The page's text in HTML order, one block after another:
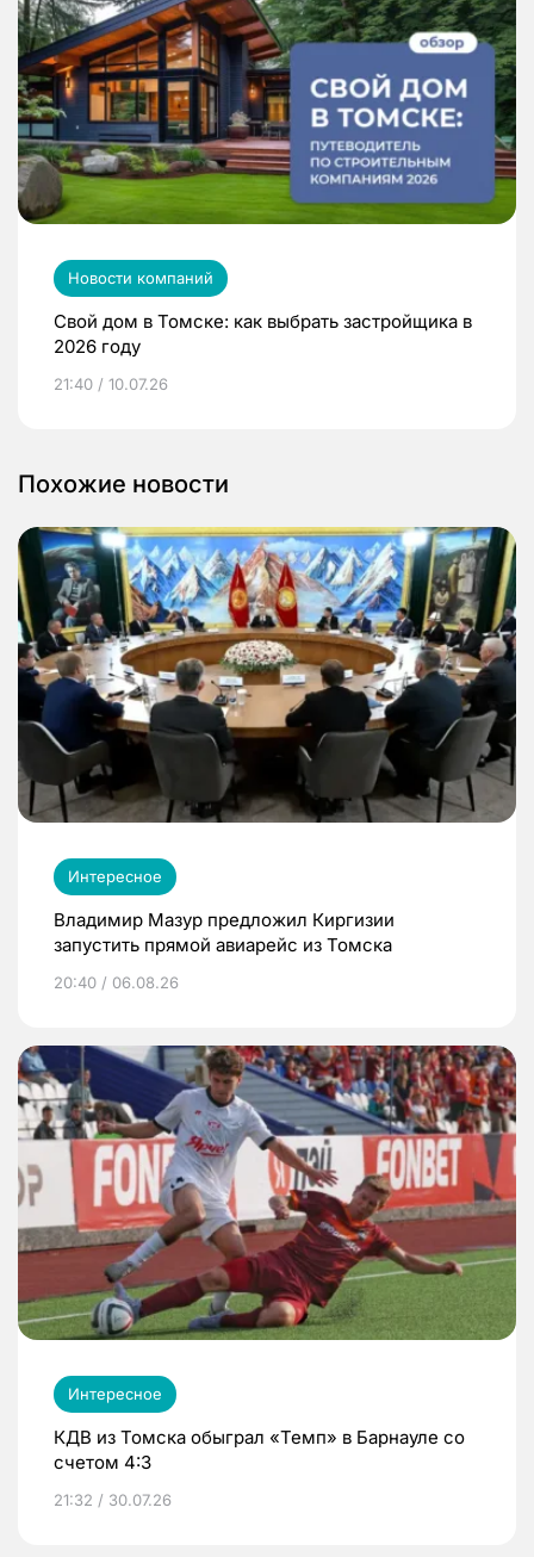
Новости компаний
Свой дом в Томске: как выбрать застройщика в
2026 году
21:40 / 10.07.26
Похожие новости
Интересное
Владимир Мазур предложил Киргизии
запустить прямой авиарейс из Томска
20:40 / 06.08.26
Интересное
КДВ из Томска обыграл «Темп» в Барнауле со
счетом 4:3
21:32 / 30.07.26